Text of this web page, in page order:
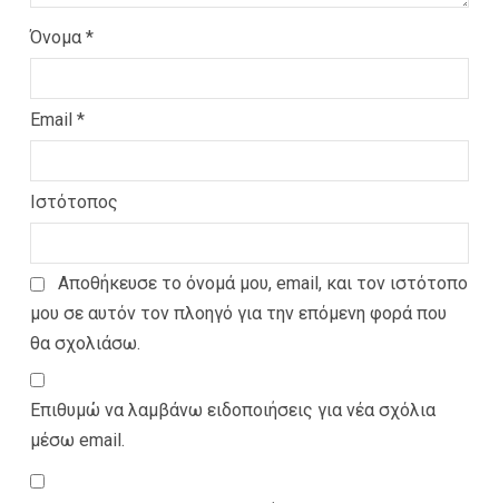
Όνομα *
Email *
Ιστότοπος
Αποθήκευσε το όνομά μου, email, και τον ιστότοπο
μου σε αυτόν τον πλοηγό για την επόμενη φορά που
θα σχολιάσω.
Επιθυμώ να λαμβάνω ειδοποιήσεις για νέα σχόλια
μέσω email.